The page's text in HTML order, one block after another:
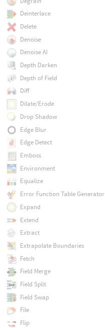
Deinterlace
Delete
Denoise
Denoise AI
Depth Darken
Depth of Field
Diff
Dilate/Erode
Drop Shadow
Edge Blur
Edge Detect
Emboss
Environment
Equalize
Error Function Table Generator
Expand
Extend
Extract
Extrapolate Boundaries
Fetch
Field Merge
Field Split
Field Swap
File
Flip